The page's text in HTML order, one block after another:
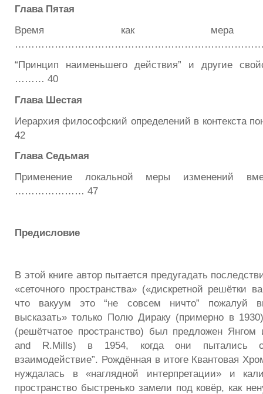
Глава Пятая
Время как мера
“Принцип наименьшего действия” и другие
……… 40
Глава Шестая
Иерархия философский определений в контекста
42
Глава Седьмая
Применение локальной меры изменений
………………… 47
Предисловие
В этой книге автор пытается предугадать
«сеточного пространства» («дискретной решётки
что вакуум это “не совсем ничто” пожалуй
высказать» только Полю Дираку (примерно в
(решётчатое пространство) был предложен
and R.Mills) в 1954, когда они пытались
взаимодействие”. Рождённая в итоге Квантовая
нуждалась в «наглядной интерпретации» и
пространство быстренько замели под ковёр, как